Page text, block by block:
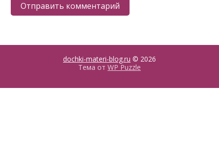
dochki-materi-blog.ru © 2026
Тема от WP Puzzle